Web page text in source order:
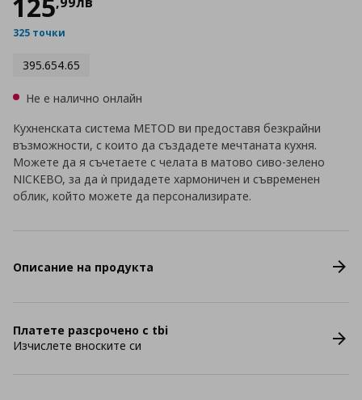
325 точки
395.654.65
Не е налично онлайн
Кухненската система METOD ви предоставя безкрайни
възможности, с които да създадете мечтаната кухня.
Можете да я съчетаете с челата в матово сиво-зелено
NICKEBO, за да ѝ придадете хармоничен и съвременен
облик, който можете да персонализирате.
Описание на продукта
Платете разсрочено с tbi
Изчислете вноските си